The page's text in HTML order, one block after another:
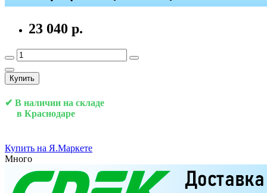
23 040 р.
Купить
✔ В наличии на складе
в Краснодаре
Купить на Я.Маркете
Много